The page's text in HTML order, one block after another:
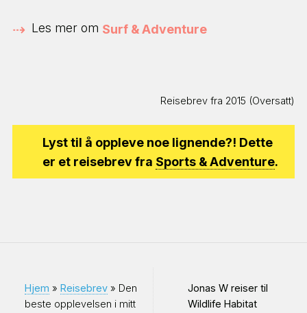
Les mer om Surf & Adventure
Reisebrev fra 2015 (Oversatt)
Lyst til å oppleve noe lignende?! Dette
er et reisebrev fra Sports & Adventure.
Hjem » Reisebrev » Den
beste opplevelsen i mitt
Jonas W reiser til
Wildlife Habitat
GÅRDSLIV
NESTE STEG ⇢